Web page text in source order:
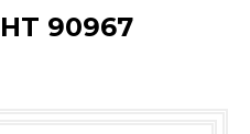
90967